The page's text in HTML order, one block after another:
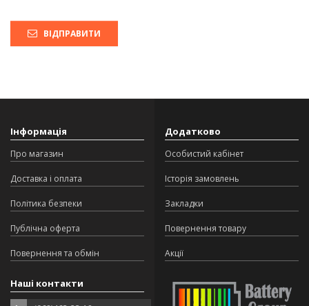
ВІДПРАВИТИ
Інформація
Про магазин
Доставка і оплата
Політика безпеки
Публічна оферта
Повернення та обмін
Додатково
Особистий кабінет
Історія замовлень
Закладки
Повернення товару
Акції
Наші контакти